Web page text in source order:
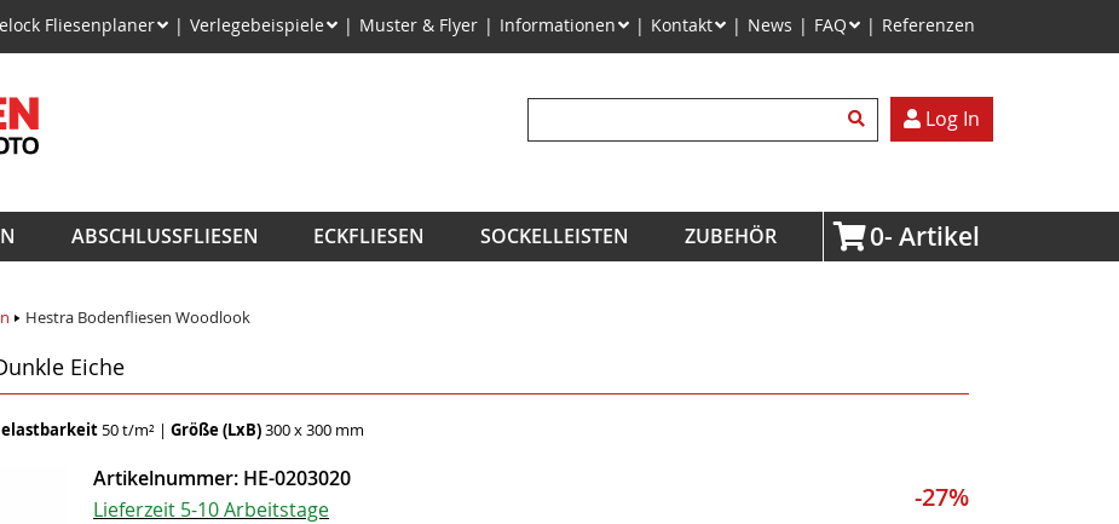
Fliesenplaner Verlegebeispiele Muster & Flyer Informationen Kontakt News FAQ Referenzen
Suchbegriffe
Log In
ABSCHLUSSFLIESEN ECKFLIESEN SOCKELLEISTEN ZUBEHÖR 0
Hestra Bodenfliesen Woodlook
Eiche
50 t/m² | Größe (LxB)300 x 300 mm
Artikelnummer: HE-0203020
Lieferzeit 5-10 Arbeitstage
-27%